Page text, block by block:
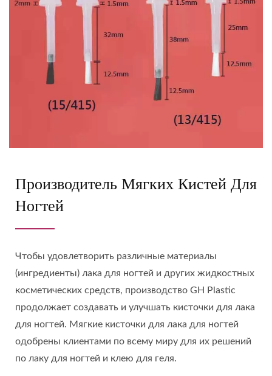
Производитель Мягких Кистей Для
Ногтей
Чтобы удовлетворить различные материалы
(ингредиенты) лака для ногтей и других жидкостных
косметических средств, производство GH Plastic
продолжает создавать и улучшать кисточки для лака
для ногтей. Мягкие кисточки для лака для ногтей
одобрены клиентами по всему миру для их решений
по лаку для ногтей и клею для геля.